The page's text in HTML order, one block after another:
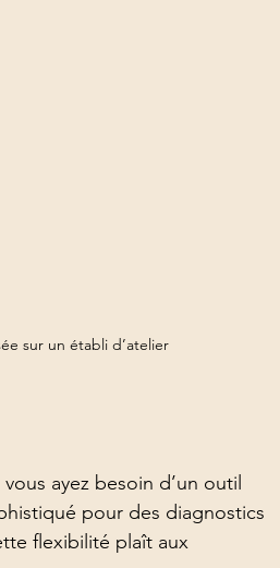
sur un établi d’atelier
ayez besoin d’un outil
pour des diagnostics
flexibilité plaît aux